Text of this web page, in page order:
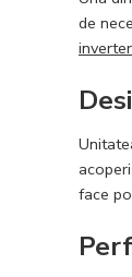
de
inverter
face